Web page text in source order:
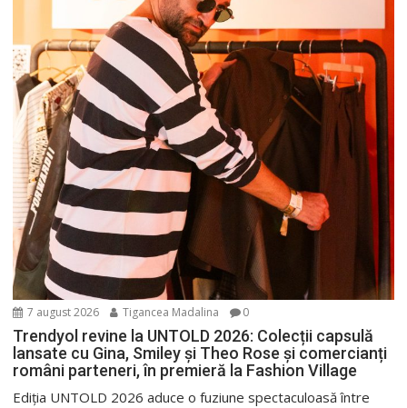
7 august 2026 Tigancea Madalina 0
Trendyol revine la UNTOLD 2026: Colecții capsulă
lansate cu Gina, Smiley și Theo Rose și comercianți
români parteneri, în premieră la Fashion Village
Ediția UNTOLD 2026 aduce o fuziune spectaculoasă între